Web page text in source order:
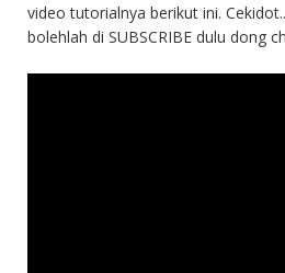
video tutorialnya berikut ini.
bolehlah di SUBSCRIBE dulu dong